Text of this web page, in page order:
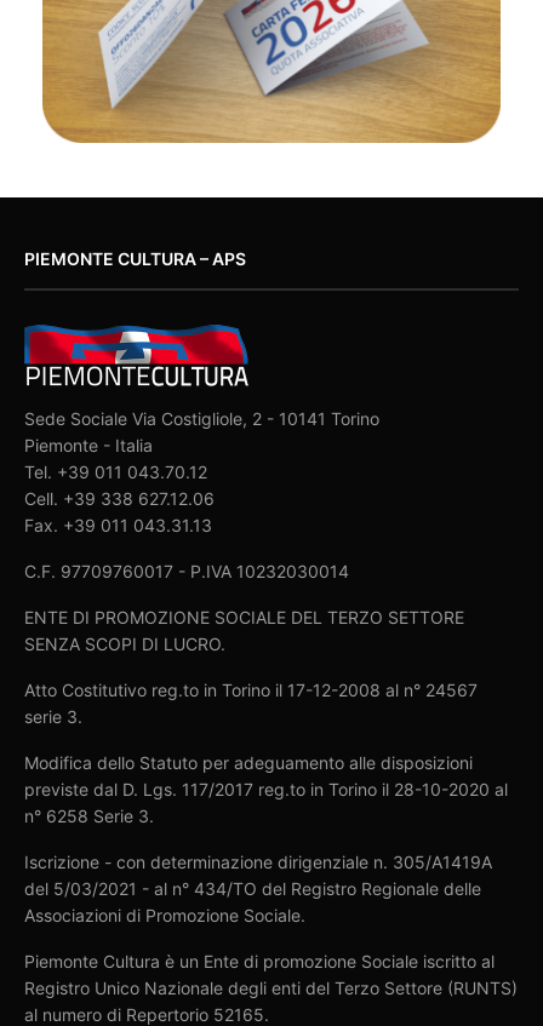
PIEMONTE CULTURA – APS
Sede Sociale Via Costigliole, 2 - 10141 Torino
Piemonte - Italia
Tel. +39 011 043.70.12
Cell. +39 338 627.12.06
Fax. +39 011 043.31.13
C.F. 97709760017 - P.IVA 10232030014
ENTE DI PROMOZIONE SOCIALE DEL TERZO SETTORE
SENZA SCOPI DI LUCRO.
Atto Costitutivo reg.to in Torino il 17-12-2008 al n° 24567
serie 3.
Modifica dello Statuto per adeguamento alle disposizioni
previste dal D. Lgs. 117/2017 reg.to in Torino il 28-10-2020 al
n° 6258 Serie 3.
Iscrizione - con determinazione dirigenziale n. 305/A1419A
del 5/03/2021 - al n° 434/TO del Registro Regionale delle
Associazioni di Promozione Sociale.
Piemonte Cultura è un Ente di promozione Sociale iscritto al
Registro Unico Nazionale degli enti del Terzo Settore (RUNTS)
al numero di Repertorio 52165.